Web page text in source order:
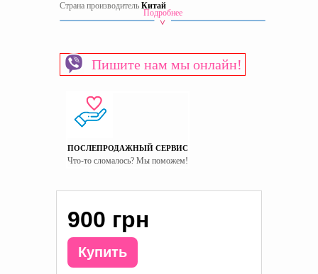
Страна производитель Китай
Подробнее
Пишите нам мы онлайн!
ПОСЛЕПРОДАЖНЫЙ СЕРВИС
Что-то сломалось? Мы поможем!
900 грн
Купить